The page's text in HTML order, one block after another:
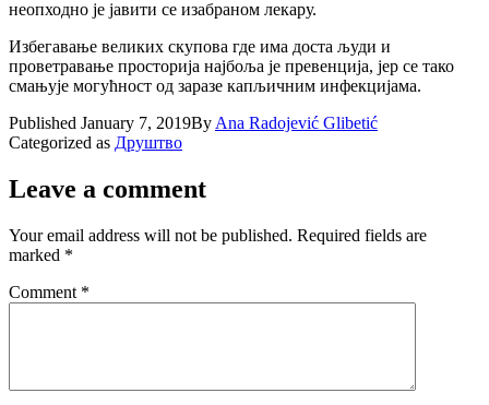
неопходно је јавити се изабраном лекару.
Избегавање великих скупова где има доста људи и
проветравање просторија најбоља је превенција, јер се тако
смањује могућност од заразе капљичним инфекцијама.
Published January 7, 2019By Ana Radojević Glibetić
Categorized as Друштво
Leave a comment
Your email address will not be published. Required fields are
marked *
Comment *